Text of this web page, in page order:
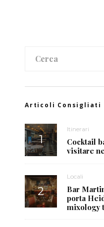
Articoli Consigliati
Itinerari
Cocktail
visitare
Locali
Bar
porta
mixology